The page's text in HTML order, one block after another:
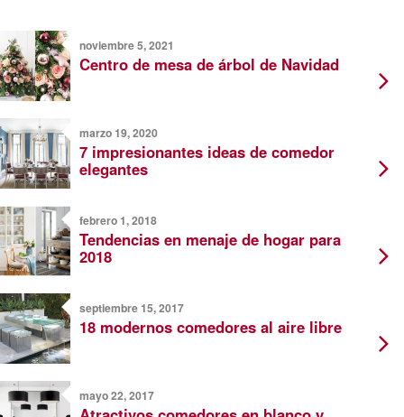
noviembre 5, 2021
Centro de mesa de árbol de Navidad
marzo 19, 2020
7 impresionantes ideas de comedor
elegantes
febrero 1, 2018
Tendencias en menaje de hogar para
2018
septiembre 15, 2017
18 modernos comedores al aire libre
mayo 22, 2017